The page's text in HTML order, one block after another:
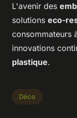
L'avenir des
solutions eco-
consommateurs
innovations
plastique.
Déco